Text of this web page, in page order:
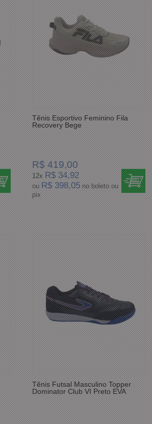
Tênis Esportivo Feminino Fila
Recovery Bege
R$ 419,00
12x R$ 34,92
ou R$ 398,05 no boleto ou
pix
Tênis Futsal Masculino Topper
Dominator Club VI Preto EVA